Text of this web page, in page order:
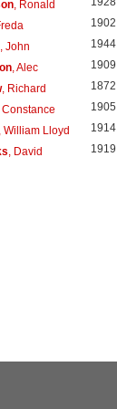
, Ronald
1902
, John 1944
, Alec 1909
, Richard 1872
Constance 1905
William Lloyd 1914
, David 1919